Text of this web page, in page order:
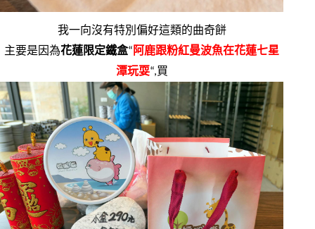
我一向沒有特別偏好這類的曲奇餅
主要是因為花蓮限定鐵盒“ 阿鹿跟粉紅曼波魚在花蓮七星
潭玩耍“,買